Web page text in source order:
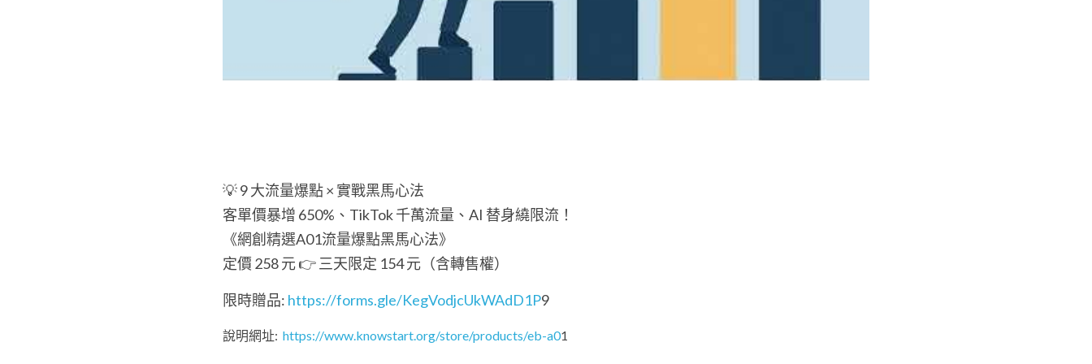
💡 9 大流量爆點 × 實戰黑馬心法
客單價暴增 650%、TikTok 千萬流量、AI 替身繞限流！
《網創精選A01流量爆點黑馬心法》
定價 258 元 👉 三天限定 154 元（含轉售權）
限時贈品: https://forms.gle/KegVodjcUkWAdD1P9
說明網址: https://www.knowstart.org/store/products/eb-a01